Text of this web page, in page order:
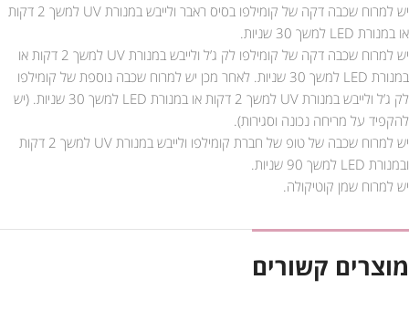
יש למרוח שכבה דקה של קומילפו בסיס ראבר ולייבש במנורת UV למשך 2 דקות
או במנורת LED למשך 30 שניות.
יש למרוח שכבה דקה של קומילפו לק ג’ל ולייבש במנורת UV למשך 2 דקות או
במנורת LED למשך 30 שניות. לאחר מכן יש למרוח שכבה נוספת של קומילפו
לק ג’ל ולייבש במנורת UV למשך 2 דקות או במנורת LED למשך 30 שניות. (יש
להקפיד על מריחה נכונה וסגירות).
יש למרוח שכבה של טופ של חברת קומילפו ולייבש במנורת UV למשך 2 דקות
ובמנורת LED למשך 90 שניות.
יש למרוח שמן קוטיקולה.
מוצרים קשורים